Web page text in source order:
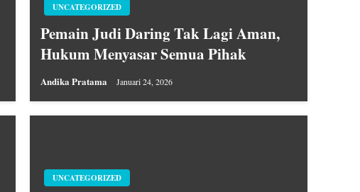
UNCATEGORIZED
Pemain Judi Daring Tak Lagi Aman,
Hukum Menyasar Semua Pihak
Andika Pratama Januari 24, 2026
UNCATEGORIZED